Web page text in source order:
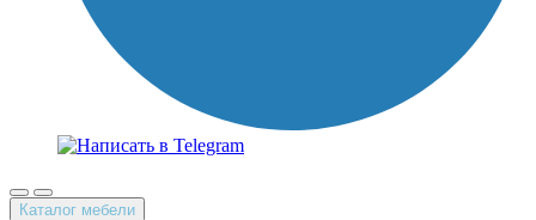
Каталог мебели